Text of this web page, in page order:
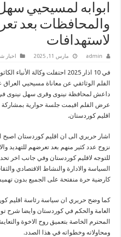
ابوابه لمسيحيي
والمحافظات بعد
لاستهدافات
admin مارس 11, 2025 اخبار
في 10 اذار 2025 احتفلت وكالة
الفلم الوثائقي عن معاناة مسيحيي
داعش لمحافظة نينوى وقرى سهل نينوى في
عرض الفلم اقيمت جلسة حوارية
اقليم كوردستان.
اشار حريري الى ان اقليم كوردستان اصبح
نزوح عدد كثير منهم بعد تعرضهم للتهديد
للتوجه لاقليم كوردستان وفي جانب اخر
السياسة والادارة والنشاط الاقتصادي
كارضية حرة منفتحة على الجميع بدون
كما وضح حريري ان سياسة رئاسة اقليم
العامة والحكم في كوردستان وايضا شرح
المحترم الخاصة بتعميق روح الاخوة
ومحاولاته وخطواته في هذا الصدد.